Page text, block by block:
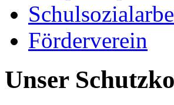
Förderverein
Unser